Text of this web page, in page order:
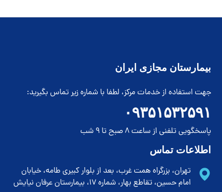
بیمارستان مجازی ایران
جهت استفاده از خدمات مرکز، لطفا با شماره زیر تماس بگیرید:
۰۹۳۵۱۵۳۲۵۹۱
پاسخگویی تلفنی از ساعت 8 صبح تا 9 شب
اطلاعات تماس
تهران، بزرگراه همت غرب، بعد از بلوار کبیری طامه، خیابان
امام حسین، تقاطع بهار، شماره 17، بیمارستان عرفان نیایش